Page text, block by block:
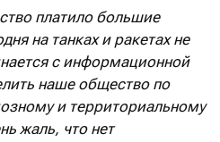
платило большие
на танках и ракетах не
с информационной
наше общество по
и территориальному
жаль, что нет